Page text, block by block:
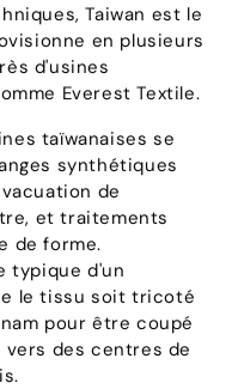
Taiwan est le
en plusieurs
d'usines
Everest Textile.
taïwanaises se
synthétiques
de
et traitements
de forme.
typique d'un
le tissu soit tricoté
pour être coupé
des centres de